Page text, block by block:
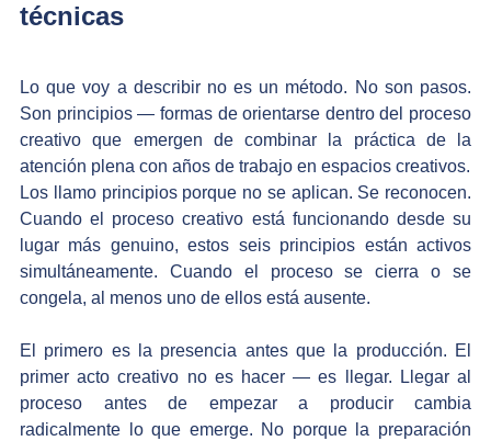
técnicas
Lo que voy a describir no es un método. No son pasos.
Son principios — formas de orientarse dentro del proceso
creativo que emergen de combinar la práctica de la
atención plena con años de trabajo en espacios creativos.
Los llamo principios porque no se aplican. Se reconocen.
Cuando el proceso creativo está funcionando desde su
lugar más genuino, estos seis principios están activos
simultáneamente. Cuando el proceso se cierra o se
congela, al menos uno de ellos está ausente.
El primero es la presencia antes que la producción. El
primer acto creativo no es hacer — es llegar. Llegar al
proceso antes de empezar a producir cambia
radicalmente lo que emerge. No porque la preparación